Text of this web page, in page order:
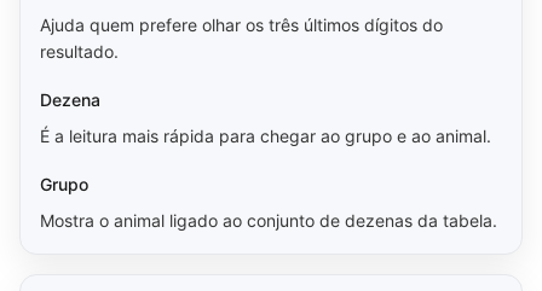
Ajuda quem prefere olhar os três últimos dígitos do
resultado.
Dezena
É a leitura mais rápida para chegar ao grupo e ao animal.
Grupo
Mostra o animal ligado ao conjunto de dezenas da tabela.